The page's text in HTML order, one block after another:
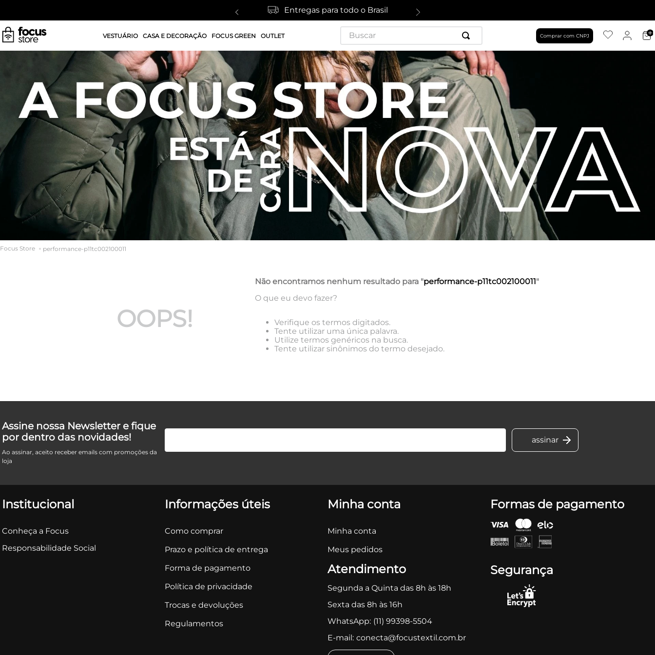
Entregas para todo o Brasil
VESTUÁRIO CASA E DECORAÇÃO FOCUS GREEN OUTLET
Buscar
Comprar com CNPJ
performance-p11tc002100011
OOPS!
Não encontramos nenhum resultado para "performance-p11tc002100011"
O que eu devo fazer?
Verifique os termos digitados.
Tente utilizar uma única palavra.
Utilize termos genéricos na busca.
Tente utilizar sinônimos do termo desejado.
Assine nossa Newsletter e fique
por dentro das novidades!
Ao assinar, aceito receber emails com promoções da
loja
Institucional
Conheça a Focus
Responsabilidade Social
Informações úteis
Como comprar
Prazo e política de entrega
Forma de pagamento
Política de privacidade
Trocas e devoluções
Regulamentos
Minha conta
Minha conta
Meus pedidos
Atendimento
Segunda a Quinta das 8h às 18h
Sexta das 8h às 16h
WhatsApp: (11) 99398-5504
E-mail: conecta@focustextil.com.br
Formas de pagamento
Segurança